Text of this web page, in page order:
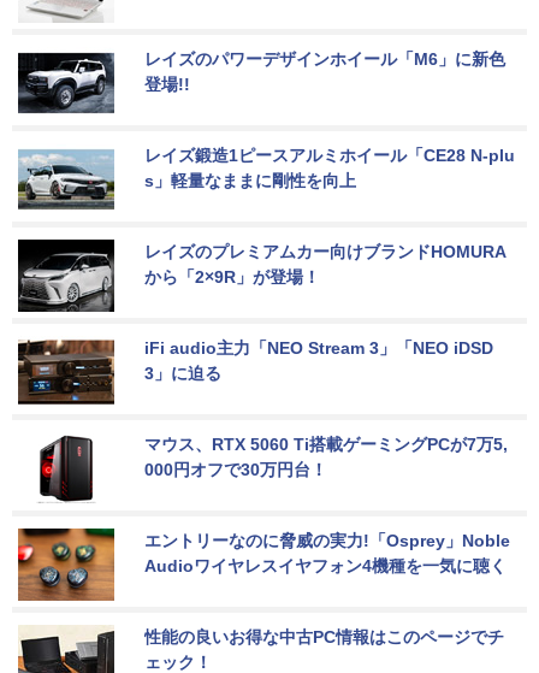
レイズのパワーデザインホイール「M6」に新色
登場!!
レイズ鍛造1ピースアルミホイール「CE28 N-plu
s」軽量なままに剛性を向上
レイズのプレミアムカー向けブランドHOMURA
から「2×9R」が登場！
iFi audio主力「NEO Stream 3」「NEO iDSD
3」に迫る
マウス、RTX 5060 Ti搭載ゲーミングPCが7万5,
000円オフで30万円台！
エントリーなのに脅威の実力!「Osprey」Noble
Audioワイヤレスイヤフォン4機種を一気に聴く
性能の良いお得な中古PC情報はこのページでチ
ェック！